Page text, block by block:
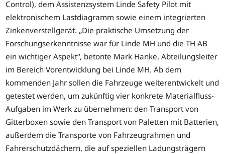
Control), dem Assistenzsystem Linde Safety Pilot mit
elektronischem Lastdiagramm sowie einem integrierten
Zinkenverstellgerät. „Die praktische Umsetzung der
Forschungserkenntnisse war für Linde MH und die TH AB
ein wichtiger Aspekt“, betonte Mark Hanke, Abteilungsleiter
im Bereich Vorentwicklung bei Linde MH. Ab dem
kommenden Jahr sollen die Fahrzeuge weiterentwickelt und
getestet werden, um zukünftig vier konkrete Materialfluss-
Aufgaben im Werk zu übernehmen: den Transport von
Gitterboxen sowie den Transport von Paletten mit Batterien,
außerdem die Transporte von Fahrzeugrahmen und
Fahrerschutzdächern, die auf speziellen Ladungsträgern